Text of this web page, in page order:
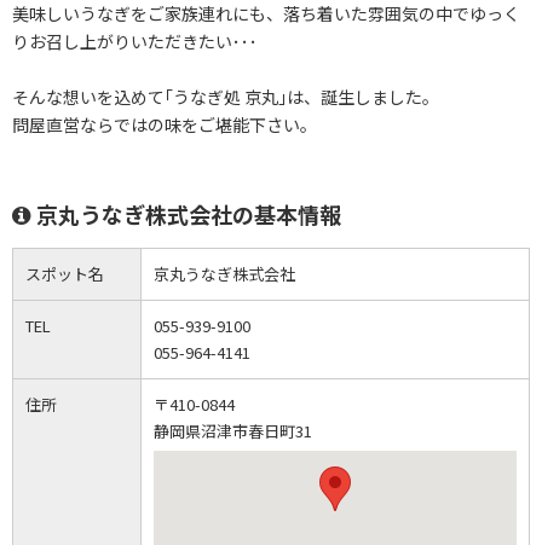
美味しいうなぎをご家族連れにも、落ち着いた雰囲気の中でゆっく
りお召し上がりいただきたい･･･
そんな想いを込めて｢うなぎ処 京丸｣は、誕生しました。
問屋直営ならではの味をご堪能下さい。
京丸うなぎ株式会社の基本情報
スポット名 京丸うなぎ株式会社
TEL
055-939-9100
055-964-4141
住所
〒410-0844
静岡県沼津市春日町31